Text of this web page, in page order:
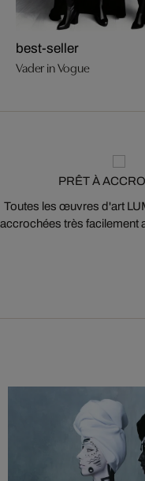
best-seller
Vader in Vogue
PRÊT À
Toutes les œuvres d'art
accrochées très facilement